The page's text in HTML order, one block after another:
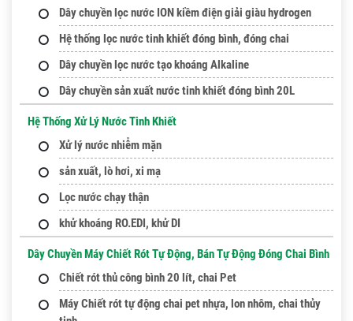
Dây chuyền lọc nước ION kiềm điện giải giàu hydrogen
Hệ thống lọc nước tinh khiết đóng bình, đóng chai
Dây chuyền lọc nước tạo khoáng Alkaline
Dây chuyền sản xuất nước tinh khiết đóng bình 20L
Hệ Thống Xử Lý Nước Tinh Khiết
Xử lý nước nhiễm mặn
sản xuất, lò hơi, xi mạ
Lọc nước chạy thận
khử khoáng RO.EDI, khử DI
Dây Chuyền Máy Chiết Rót Tự Động, Bán Tự Động Đóng Chai Bình
Chiết rót thủ công bình 20 lít, chai Pet
Máy Chiết rót tự động chai pet nhựa, lon nhôm, chai thủy